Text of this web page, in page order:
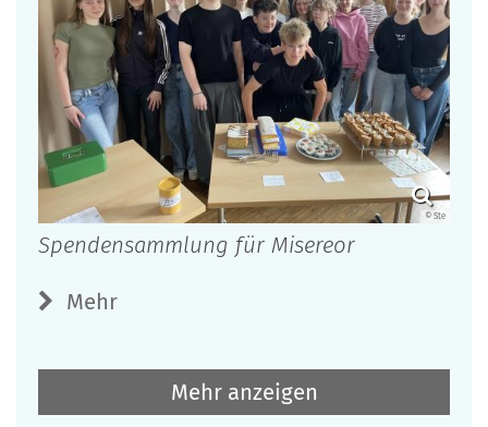
© Ste
Spendensammlung für Misereor
Mehr
Mehr anzeigen